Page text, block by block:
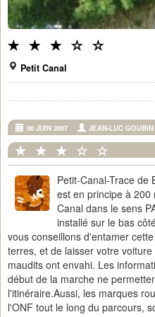
Petit Canal
06 JUIN 2007 JEAN-LUC GOUBIN
Petit-Canal-Trace de
est en principe à 200
Canal dans le sens
installé sur le bas
vous conseillons d'entamer
terres, et de laisser votre
maudits ont envahi. Les
début de la marche ne
l'itinéraire.Aussi, les marques
l'ONF tout le long du parcours,